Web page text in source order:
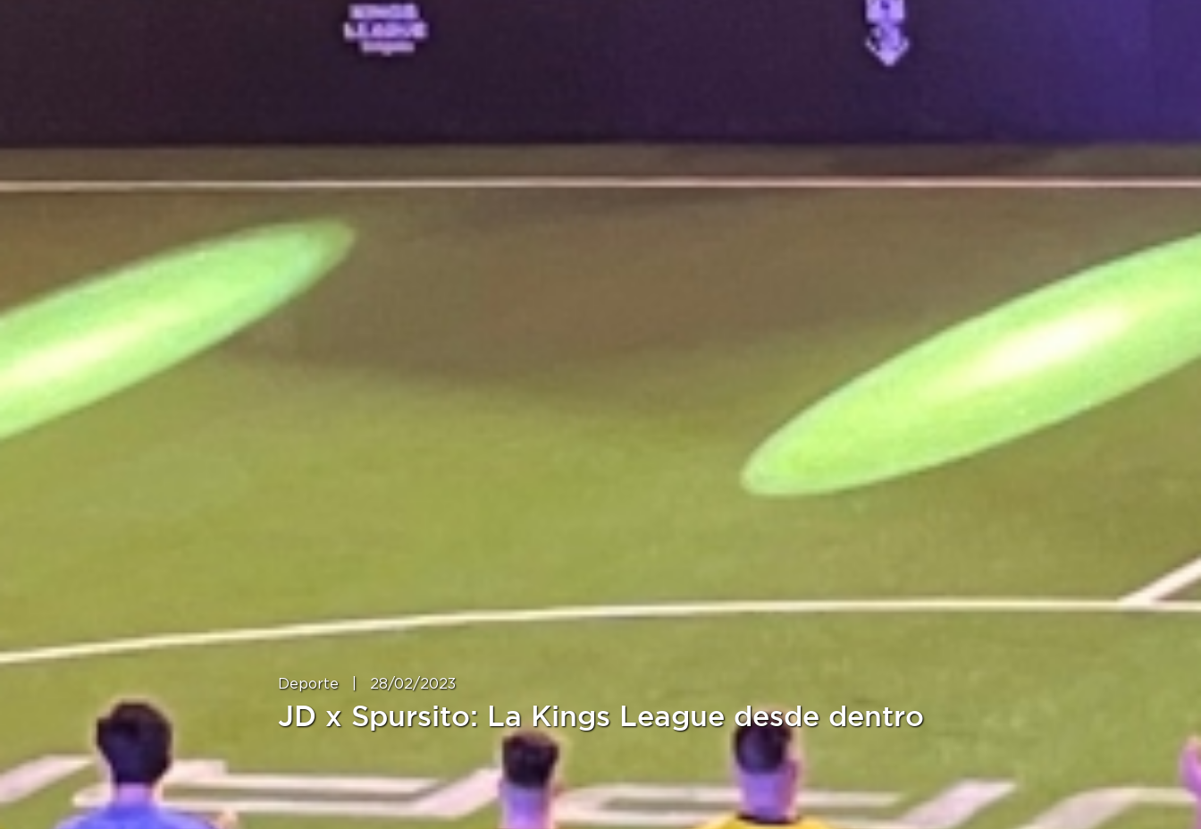
Deporte 28/02/2023
JD x Spursito: La Kings League desde dentro